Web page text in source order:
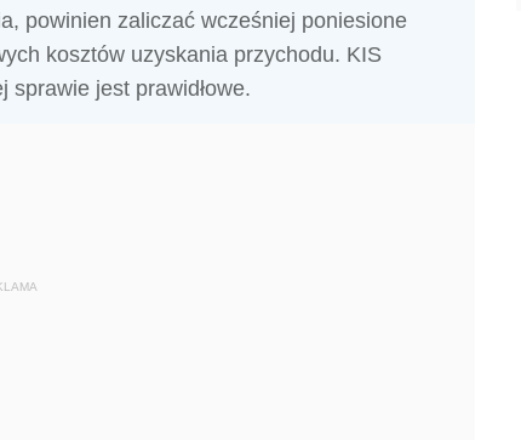
powinien zaliczać wcześniej poniesione
kosztów uzyskania przychodu. KIS
sprawie jest prawidłowe.